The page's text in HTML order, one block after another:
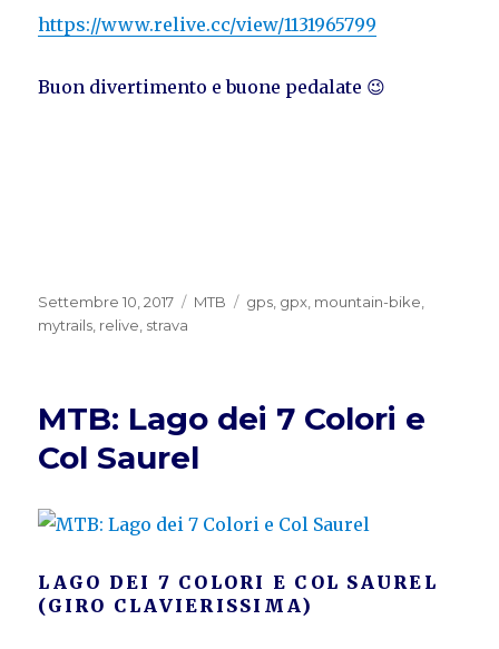
https://www.relive.cc/view/1131965799
Buon divertimento e buone pedalate 😉
Pubblicato
il
Settembre 10, 2017 Categorie
MTB Tag
gps gpx mountain-bike
mytrails relive strava
MTB: Lago dei 7 Colori e
Col Saurel
LAGO DEI 7 COLORI E COL SAUREL
(GIRO CLAVIERISSIMA)